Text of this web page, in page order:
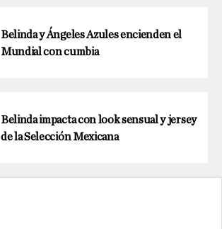
Belinda y Ángeles Azules encienden el
Mundial con cumbia
Belinda impacta con look sensual y jersey
de la Selección Mexicana